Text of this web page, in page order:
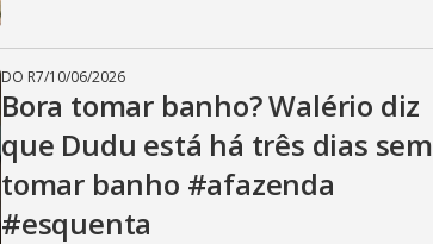
DO R7/10/06/2026
Bora tomar banho? Walério diz
que Dudu está há três dias sem
tomar banho #afazenda
#esquenta